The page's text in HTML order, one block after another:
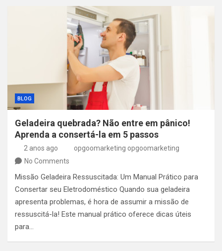
BLOG
Geladeira quebrada? Não entre em pânico!
Aprenda a consertá-la em 5 passos
2 anos ago
opgoomarketing opgoomarketing
No Comments
Missão Geladeira Ressuscitada: Um Manual Prático para
Consertar seu Eletrodoméstico Quando sua geladeira
apresenta problemas, é hora de assumir a missão de
ressuscitá-la! Este manual prático oferece dicas úteis
para…